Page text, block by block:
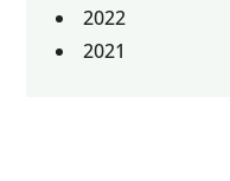
2022
2021